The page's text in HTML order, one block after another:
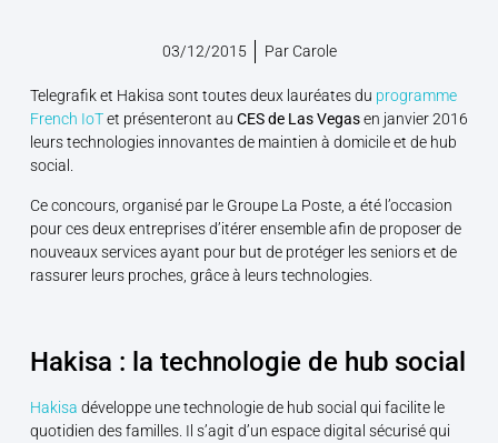
03/12/2015 ParCarole
Telegrafik et Hakisa sont toutes deux lauréates du programme
French IoTet présenteront au CES de Las Vegasen janvier 2016
leurs technologies innovantes de maintien à domicile et de hub
social.
Ce concours, organisé par le Groupe La Poste, a été l’occasion
pour ces deux entreprises d’itérer ensemble afin de proposer de
nouveaux services ayant pour but de protéger les seniors et de
rassurer leurs proches, grâce à leurs technologies.
Hakisa : la technologie de hub social
Hakisa développe une technologie de hub social qui facilite le
quotidien des familles. Il s’agit d’un espace digital sécurisé qui